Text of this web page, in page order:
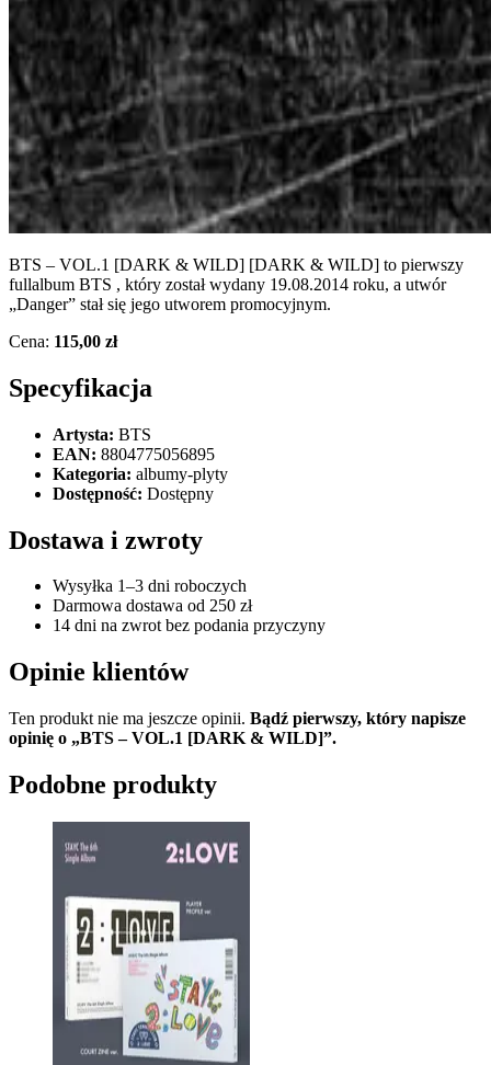
BTS – VOL.1 [DARK & WILD] [DARK & WILD] to pierwszy
fullalbum BTS , który został wydany 19.08.2014 roku, a utwór
„Danger” stał się jego utworem promocyjnym.
Cena: 115,00 zł
Specyfikacja
Artysta: BTS
EAN: 8804775056895
Kategoria: albumy-plyty
Dostępność: Dostępny
Dostawa i zwroty
Wysyłka 1–3 dni roboczych
Darmowa dostawa od 250 zł
14 dni na zwrot bez podania przyczyny
Opinie klientów
Ten produkt nie ma jeszcze opinii. Bądź pierwszy, który napisze
opinię o „BTS – VOL.1 [DARK & WILD]”.
Podobne produkty